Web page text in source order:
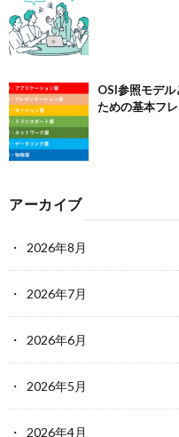
OSI参照モデ
ための基本フ
アーカイブ
2026年8月
2026年7月
2026年6月
2026年5月
2026年4月